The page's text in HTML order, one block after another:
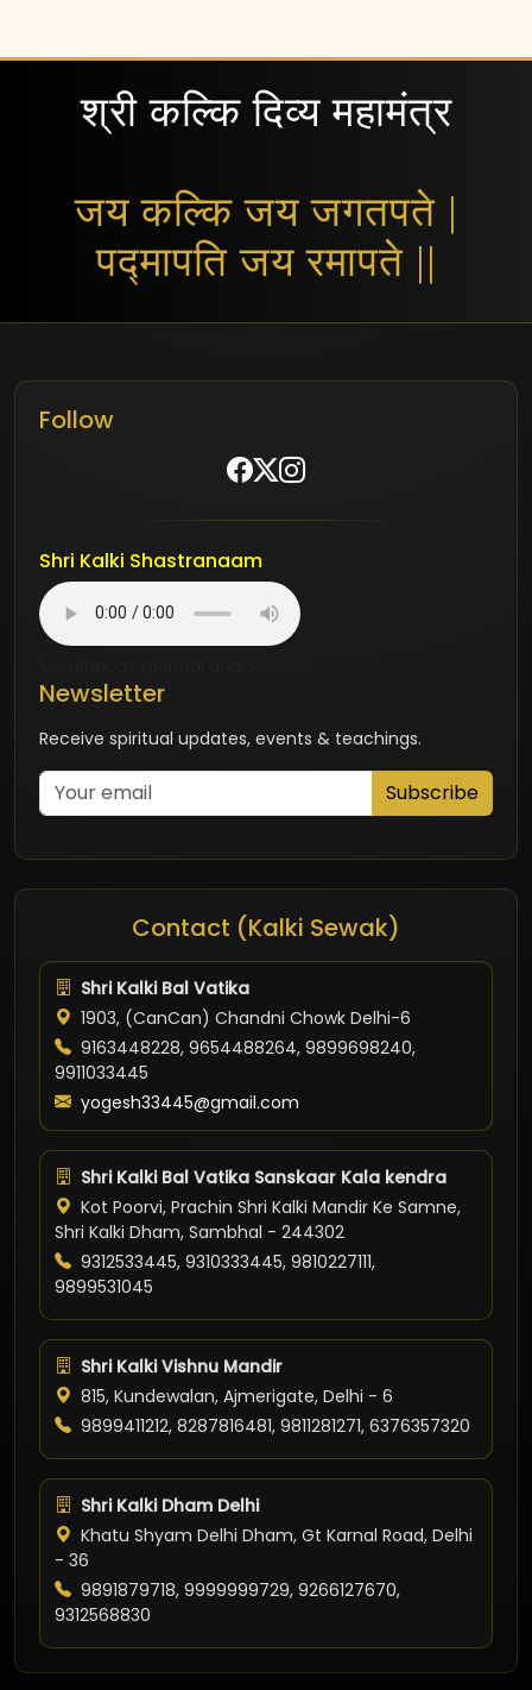
श्री कल्कि दिव्य महामंत्र
जय कल्कि जय जगतपते |
पद्मापति जय रमापते ||
Follow
Shri Kalki Shastranaam
Newsletter
Receive spiritual updates, events & teachings.
Subscribe
Contact (Kalki Sewak)
Shri Kalki Bal Vatika
1903, (CanCan) Chandni Chowk Delhi-6
9163448228, 9654488264, 9899698240,
9911033445
yogesh33445@gmail.com
Shri Kalki Bal Vatika Sanskaar Kala kendra
Kot Poorvi, Prachin Shri Kalki Mandir Ke Samne,
Shri Kalki Dham, Sambhal - 244302
9312533445, 9310333445, 9810227111,
9899531045
Shri Kalki Vishnu Mandir
815, Kundewalan, Ajmerigate, Delhi - 6
9899411212, 8287816481, 9811281271, 6376357320
Shri Kalki Dham Delhi
Khatu Shyam Delhi Dham, Gt Karnal Road, Delhi
- 36
9891879718, 9999999729, 9266127670,
9312568830